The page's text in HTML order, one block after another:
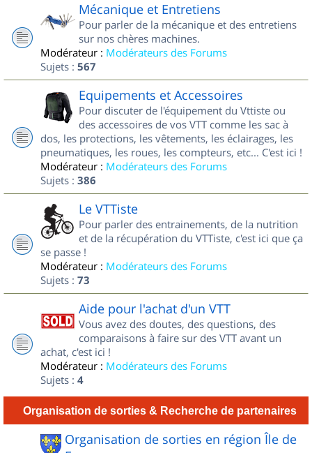
Mécanique et Entretiens
Pour parler de la mécanique et des entretiens
sur nos chères machines.
Modérateur : Modérateurs des Forums
Sujets : 567
Equipements et Accessoires
Pour discuter de l'équipement du Vttiste ou
des accessoires de vos VTT comme les sac à
dos, les protections, les vêtements, les éclairages, les
pneumatiques, les roues, les compteurs, etc... C'est ici !
Modérateur : Modérateurs des Forums
Sujets : 386
Le VTTiste
Pour parler des entrainements, de la nutrition
et de la récupération du VTTiste, c'est ici que ça
se passe !
Modérateur : Modérateurs des Forums
Sujets : 73
Aide pour l'achat d'un VTT
Vous avez des doutes, des questions, des
comparaisons à faire sur des VTT avant un
achat, c'est ici !
Modérateur : Modérateurs des Forums
Sujets : 4
Organisation de sorties & Recherche de partenaires
Organisation de sorties en région Île de